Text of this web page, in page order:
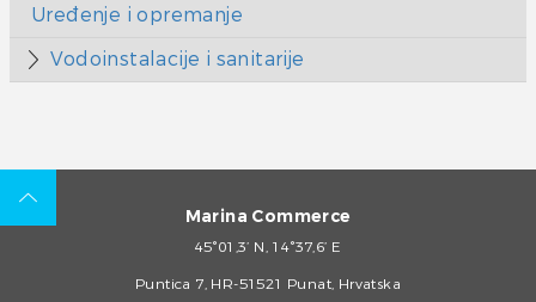
Uređenje i opremanje
Vodoinstalacije i sanitarije
Marina Commerce
45°01,3’ N, 14°37,6’ E
Puntica 7, HR-51521 Punat, Hrvatska